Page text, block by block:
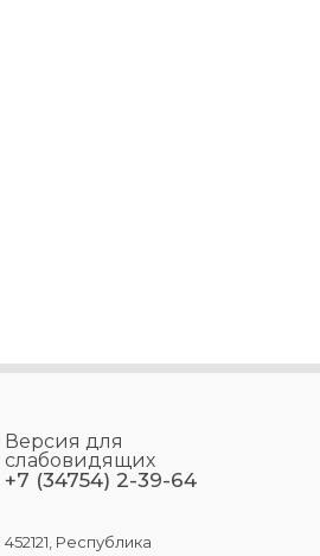
Версия для
слабовидящих
+7 (34754) 2-39-64
452121, Республика